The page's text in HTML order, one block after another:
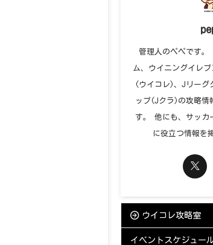
管理人のペペです。
ム、ウイニングイレ
(ウイコレ)、Jリーグ
ップ(Jクラ)の攻略情
す。 他にも、サッカ
に役立つ情報を
ウイコレ攻略室
イベントスケジュー